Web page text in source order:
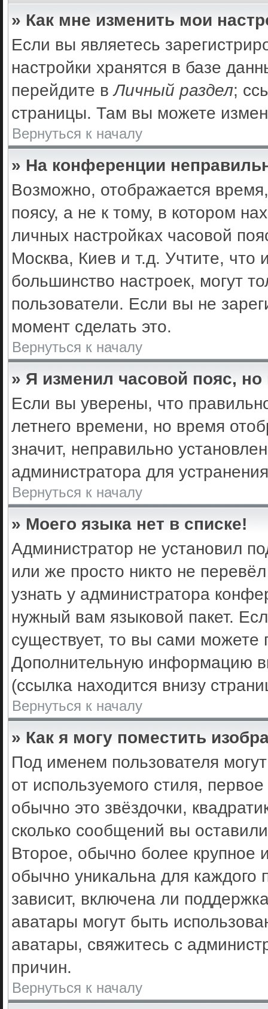
» Как мне изменить мои
Если вы являетесь
настройки хранятся в базе
перейдите вЛичный раздел;
страницы. Там вы можете
Вернуться к началу
» На конференции
Возможно, отображается
поясу, а не к тому, в котором
личных настройках часовой
Москва, Киев и т.д. Учтите, что
большинство настроек, могут
пользователи. Если вы не
момент сделать это.
Вернуться к началу
» Я изменил часовой пояс,
Если вы уверены, что
летнего времени, но время
значит, неправильно
администратора для
Вернуться к началу
» Моего языка нет в списке!
Администратор не установил
или же просто никто не
узнать у администратора
нужный вам языковой пакет.
существует, то вы сами можете
Дополнительную информацию
(ссылка находится внизу
Вернуться к началу
» Как я могу поместить
Под именем пользователя
от используемого стиля,
обычно это звёздочки,
сколько сообщений вы
Второе, обычно более крупное
обычно уникальна для каждого
зависит, включена ли
аватары могут быть
аватары, свяжитесь с
причин.
Вернуться к началу